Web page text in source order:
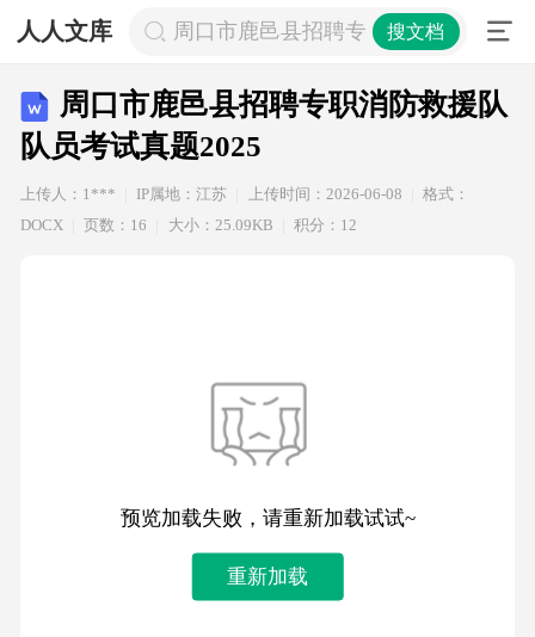
人人文库 周口市鹿邑县招聘专职消防救援队队
搜文档
周口市鹿邑县招聘专职消防救援队
队员考试真题2025
上传人：1*** IP属地：江苏 上传时间：2026-06-08
格式：
DOCX
页数：16 大小：25.09KB 积分：12
预览加载失败，请重新加载试试~
重新加载